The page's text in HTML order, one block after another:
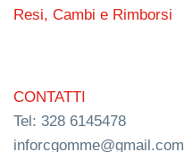
Resi, Cambi e Rimborsi
CONTATTI
Tel: 328 6145478
inforcgomme@gmail.com